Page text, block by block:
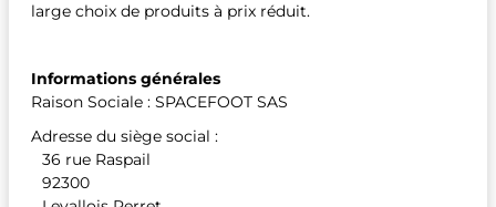
large choix de produits à prix réduit.
Informations générales
Raison Sociale : SPACEFOOT SAS
Adresse du siège social :
36 rue Raspail
92300